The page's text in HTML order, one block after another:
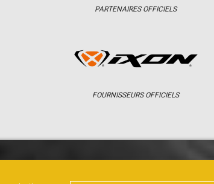
PARTENAIRES OFFICIELS
FOURNISSEURS OFFICIELS
CHAMPIONNAT